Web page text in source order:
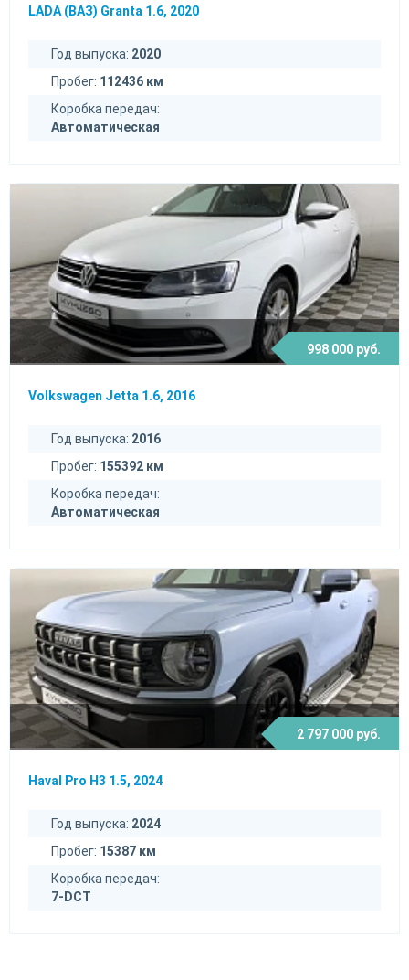
LADA (ВАЗ) Granta 1.6, 2020
Год выпуска: 2020
Пробег: 112436 км
Коробка передач:
Автоматическая
998 000 руб.
Volkswagen Jetta 1.6, 2016
Год выпуска: 2016
Пробег: 155392 км
Коробка передач:
Автоматическая
2 797 000 руб.
Haval Pro H3 1.5, 2024
Год выпуска: 2024
Пробег: 15387 км
Коробка передач:
7-DCT